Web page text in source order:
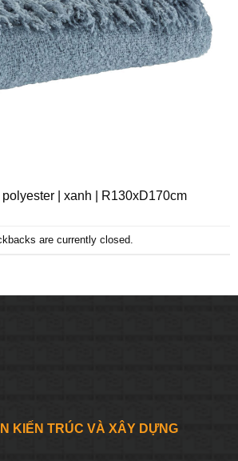
| xanh | R130xD170cm
are currently closed.
KIẾN TRÚC VÀ XÂY DỰNG